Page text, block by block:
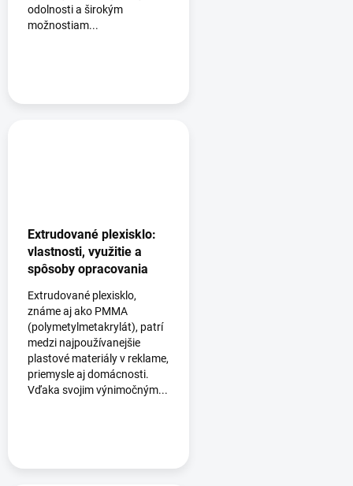
odolnosti a širokým
možnostiam...
Extrudované plexisklo:
vlastnosti, využitie a
spôsoby opracovania
Extrudované plexisklo,
známe aj ako PMMA
(polymetylmetakrylát), patrí
medzi najpoužívanejšie
plastové materiály v reklame,
priemysle aj domácnosti.
Vďaka svojim výnimočným...